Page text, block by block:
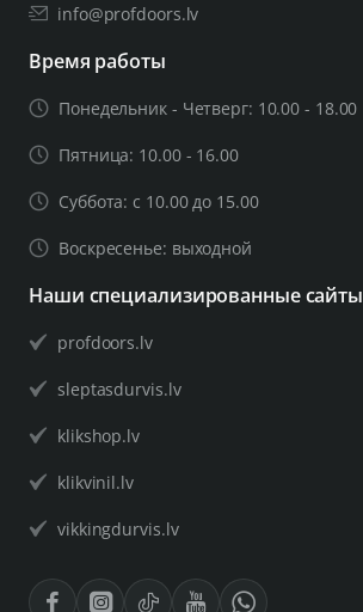
info@profdoors.lv
Время работы
Понедельник - Четверг: 10.00 - 18.00
Пятница: 10.00 - 16.00
Суббота: с 10.00 до 15.00
Воскресенье: выходной
Наши специализированные сайты
profdoors.lv
sleptasdurvis.lv
klikshop.lv
klikvinil.lv
vikkingdurvis.lv